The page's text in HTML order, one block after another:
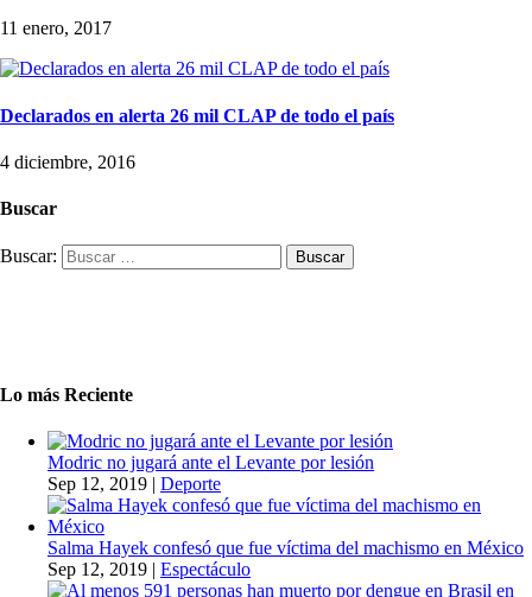
11 enero, 2017
Declarados en alerta 26 mil CLAP de todo el país
4 diciembre, 2016
Buscar
Buscar:
Lo más Reciente
Modric no jugará ante el Levante por lesión
Sep 12, 2019 | Deporte
Salma Hayek confesó que fue víctima del machismo en México
Sep 12, 2019 | Espectáculo